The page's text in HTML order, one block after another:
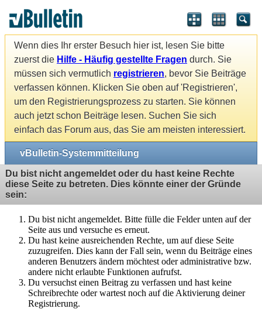
Wenn dies Ihr erster Besuch hier ist, lesen Sie bitte
zuerst die Hilfe - Häufig gestellte Fragen durch. Sie
müssen sich vermutlich registrieren, bevor Sie Beiträge
verfassen können. Klicken Sie oben auf 'Registrieren',
um den Registrierungsprozess zu starten. Sie können
auch jetzt schon Beiträge lesen. Suchen Sie sich
einfach das Forum aus, das Sie am meisten interessiert.
vBulletin-Systemmitteilung
Du bist nicht angemeldet oder du hast keine Rechte
diese Seite zu betreten. Dies könnte einer der Gründe
sein:
Du bist nicht angemeldet. Bitte fülle die Felder unten auf der
Seite aus und versuche es erneut.
Du hast keine ausreichenden Rechte, um auf diese Seite
zuzugreifen. Dies kann der Fall sein, wenn du Beiträge eines
anderen Benutzers ändern möchtest oder administrative bzw.
andere nicht erlaubte Funktionen aufrufst.
Du versuchst einen Beitrag zu verfassen und hast keine
Schreibrechte oder wartest noch auf die Aktivierung deiner
Registrierung.